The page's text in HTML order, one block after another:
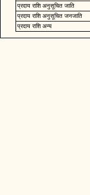
प्रदाय राशि अनुसूचित जाति
प्रदाय राशि अनुसूचित जनजाति
प्रदाय राशि अन्य